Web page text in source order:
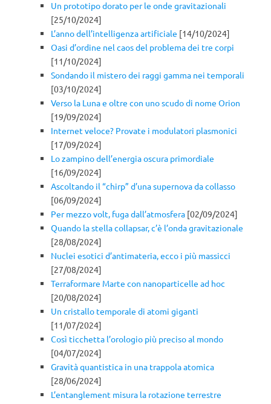
Un prototipo dorato per le onde gravitazionali
[25/10/2024]
L’anno dell’intelligenza artificiale [14/10/2024]
Oasi d’ordine nel caos del problema dei tre corpi
[11/10/2024]
Sondando il mistero dei raggi gamma nei temporali
[03/10/2024]
Verso la Luna e oltre con uno scudo di nome Orion
[19/09/2024]
Internet veloce? Provate i modulatori plasmonici
[17/09/2024]
Lo zampino dell’energia oscura primordiale
[16/09/2024]
Ascoltando il “chirp” d’una supernova da collasso
[06/09/2024]
Per mezzo volt, fuga dall’atmosfera [02/09/2024]
Quando la stella collapsar, c’è l’onda gravitazionale
[28/08/2024]
Nuclei esotici d’antimateria, ecco i più massicci
[27/08/2024]
Terraformare Marte con nanoparticelle ad hoc
[20/08/2024]
Un cristallo temporale di atomi giganti
[11/07/2024]
Così ticchetta l’orologio più preciso al mondo
[04/07/2024]
Gravità quantistica in una trappola atomica
[28/06/2024]
L’entanglement misura la rotazione terrestre